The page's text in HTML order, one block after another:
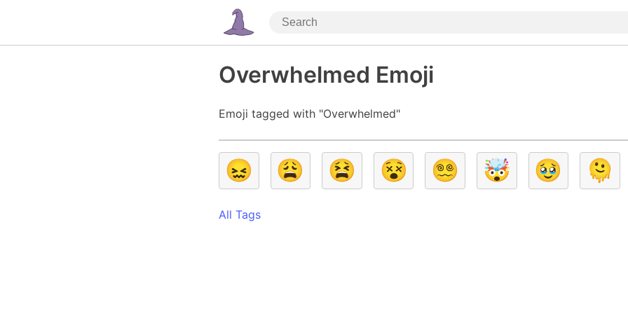
Overwhelmed Emoji
Emoji tagged with "Overwhelmed"
😖 😩 😫 😵 😵‍💫 🤯 🥹 🫠
All Tags